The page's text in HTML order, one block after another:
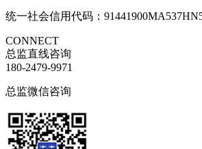
统一社会信用代码：
CONNECT
总监直线咨询
180-2479-9971
总监微信咨询